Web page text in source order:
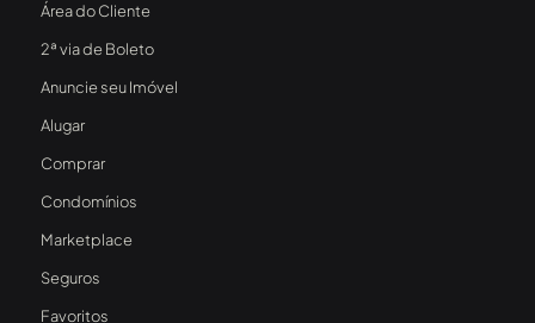
Área do Cliente
2ª via de Boleto
Anuncie seu Imóvel
Alugar
Comprar
Condomínios
Marketplace
Seguros
Favoritos